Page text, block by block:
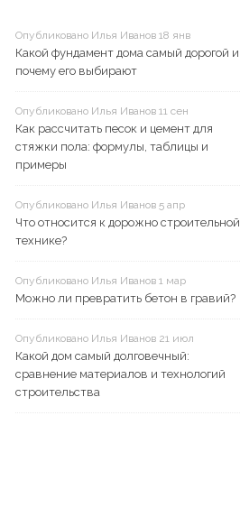
Опубликовано Илья Иванов 18 янв
Какой фундамент дома самый дорогой и
почему его выбирают
Опубликовано Илья Иванов 11 сен
Как рассчитать песок и цемент для
стяжки пола: формулы, таблицы и
примеры
Опубликовано Илья Иванов 5 апр
Что относится к дорожно строительной
технике?
Опубликовано Илья Иванов 1 мар
Можно ли превратить бетон в гравий?
Опубликовано Илья Иванов 21 июл
Какой дом самый долговечный:
сравнение материалов и технологий
строительства